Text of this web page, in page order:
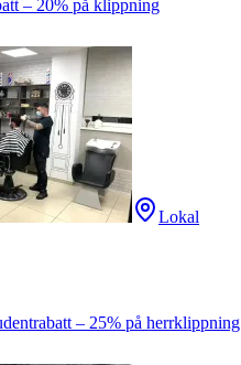
– 20% på klippning
Lokal
– 25% på herrklippning